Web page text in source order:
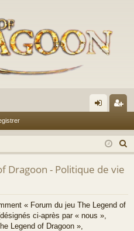
ne
xi
on
nr
eg
ist
r
e
Dragoon - Politique de vie
« Forum du jeu The Legend of
ci-après par « nous »,
Legend of Dragoon »,